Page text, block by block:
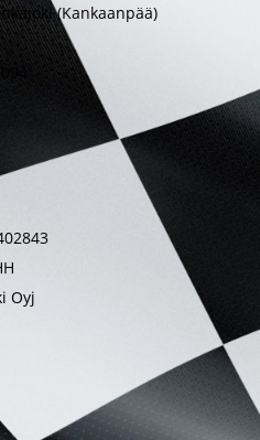
(Kankaanpää)
Oyj